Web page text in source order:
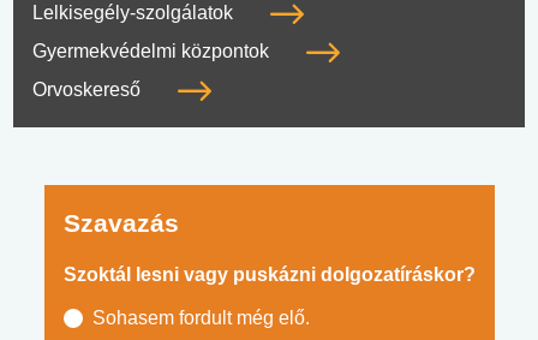
Lelkisegély-szolgálatok
Gyermekvédelmi központok
Orvoskereső
Szavazás
Szoktál lesni vagy puskázni dolgozatíráskor?
Sohasem fordult még elő.